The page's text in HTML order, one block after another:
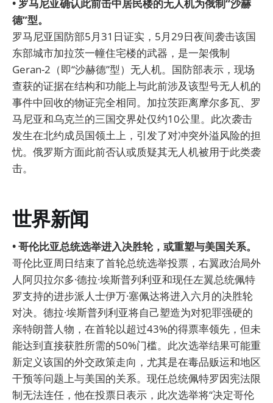
• 罗马尼亚确认此前击中居民楼的无人机为俄制“沙赫
德”型。
罗马尼亚国防部5月31日证实，5月29日夜间袭击该国
东部城市加拉茨一幢住宅楼的武器，是一架俄制
Geran-2（即“沙赫德”型）无人机。国防部表示，现场
查获的证据在结构和功能上与此前涉及该型号无人机的
事件中回收的物证完全相同。加拉茨距离摩尔多瓦、罗
马尼亚和乌克兰的三国交界处仅约10公里。此次袭击
发生在北约成员国领土上，引发了对冲突外溢风险的担
忧。俄罗斯方面此前否认或质疑其无人机被用于此类袭
击。
世界新闻
• 哥伦比亚总统选举进入决胜轮，或重塑与美国关系。
哥伦比亚周日结束了首轮总统选举投票，右翼政治局外
人阿贝拉尔多·德拉·埃斯普列利亚和现任左翼总统佩特
罗支持的进步派人士伊万·塞佩达将进入六月的决胜轮
对决。德拉·埃斯普列利亚将自己塑造为对犯罪强硬的
亲特朗普人物，在首轮以超过43%的得票率领先，但未
能达到直接获胜所需的50%门槛。此次选举结果可能重
新定义该国的外交政策走向，尤其是在毒品贩运和地区
干预等问题上与美国的关系。现任总统佩特罗因宪法限
制无法连任，他在投票日表示，此次选举将“决定哥伦